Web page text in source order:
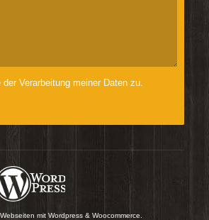
Verarbeitung meiner Daten zu.
mit Wordpress & Woocommerce.